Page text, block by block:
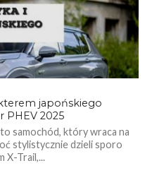
japońskiego
PHEV 2025
samochód, który wraca na
stylistycznie dzieli sporo
X-Trail,...